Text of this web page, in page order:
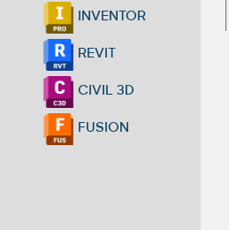
INVENTOR
REVIT
CIVIL 3D
FUSION